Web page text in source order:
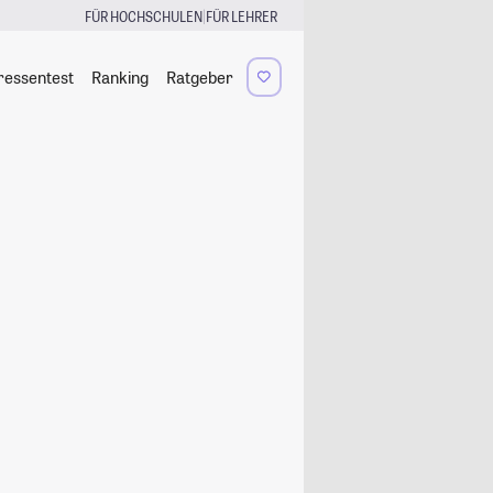
FÜR HOCHSCHULEN|FÜR LEHRER
Ranking Ratgeber